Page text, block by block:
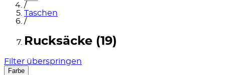
/
Taschen
/
Rucksäcke (19)
Filter überspringen
Farbe